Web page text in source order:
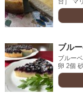
ブル
ブルー
卵 2個